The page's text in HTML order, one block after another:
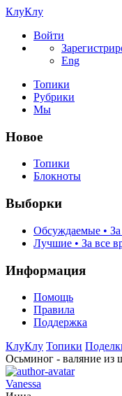
КлуКлу
Войти
Eng
Топики
Рубрики
Мы
Новое
Топики
Блокноты
Выборки
Обсуждаемые • За
Лучшие • За все
Информация
Помощь
Правила
Поддержка
КлуКлу Топики
Осьминог - валяние из
Vanessa